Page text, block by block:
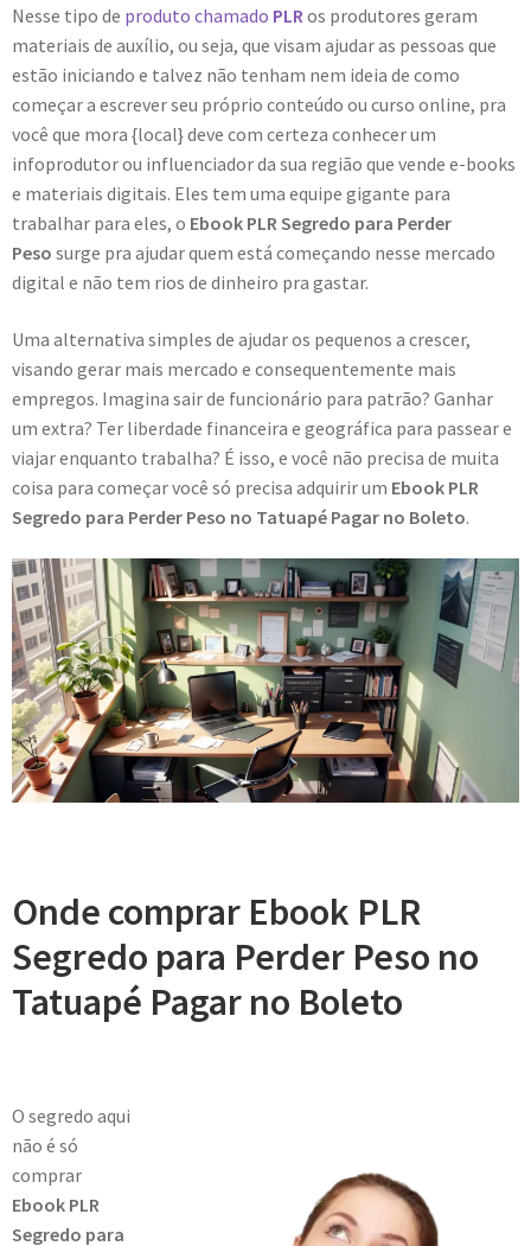
Nesse tipo de produto chamado PLRos produtores geram
materiais de auxílio, ou seja, que visam ajudar as pessoas que
estão iniciando e talvez não tenham nem ideia de como
começar a escrever seu próprio conteúdo ou curso online, pra
você que mora {local} deve com certeza conhecer um
infoprodutor ou influenciador da sua região que vende e-books
e materiais digitais. Eles tem uma equipe gigante para
trabalhar para eles, o Ebook PLR Segredo para Perder
Peso surge pra ajudar quem está começando nesse mercado
digital e não tem rios de dinheiro pra gastar.
Uma alternativa simples de ajudar os pequenos a crescer,
visando gerar mais mercado e consequentemente mais
empregos. Imagina sair de funcionário para patrão? Ganhar
um extra? Ter liberdade financeira e geográfica para passear e
viajar enquanto trabalha? É isso, e você não precisa de muita
coisa para começar você só precisa adquirir um Ebook PLR
Segredo para Perder Peso no Tatuapé Pagar no Boleto.
Onde comprar Ebook PLR
Segredo para Perder Peso no
Tatuapé Pagar no Boleto
O segredo aqui
não é só
comprar
Ebook PLR
Segredo para